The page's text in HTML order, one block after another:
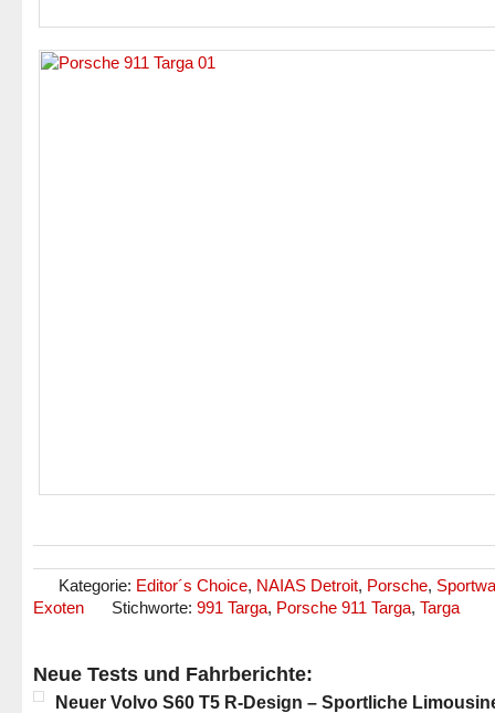
Kategorie: Editor´s Choice, NAIAS Detroit, Porsche,
Exoten
Stichworte: 991 Targa, Porsche 911 Targa, Targa
Neue Tests und Fahrberichte:
Neuer Volvo S60 T5 R-Design – Sportliche